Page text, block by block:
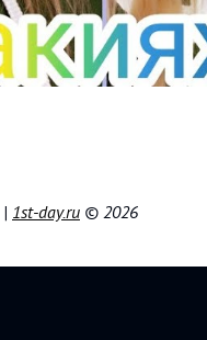
| 1st-day.ru © 2026